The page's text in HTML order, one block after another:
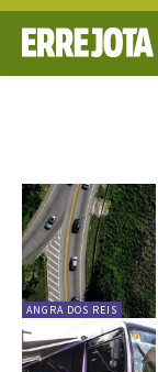
ANGRA DOS REIS